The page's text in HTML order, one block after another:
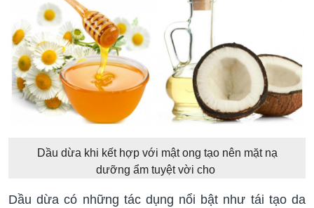
Dầu dừa khi kết hợp với mật ong tạo nên mặt nạ
dưỡng ẩm tuyệt vời cho
Dầu dừa có những tác dụng nổi bật như tái tạo da